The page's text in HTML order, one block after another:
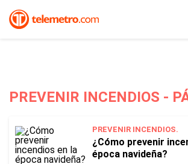
PREVENIR INCENDIOS -
PREVENIR INCENDIOS.
¿Cómo prevenir
época navideña?